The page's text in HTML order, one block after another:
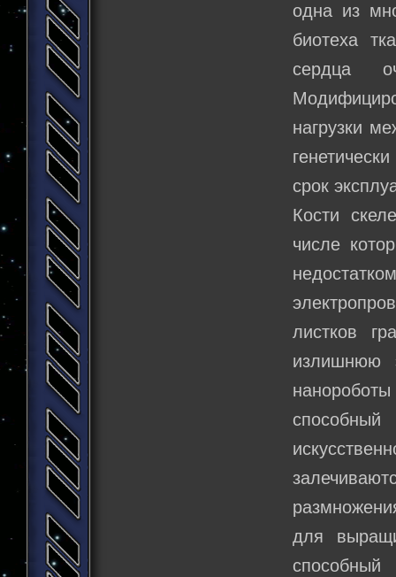
одна из
биотеха
сердца
нагрузки
срок
Кости
числе
листков
излишнюю
для